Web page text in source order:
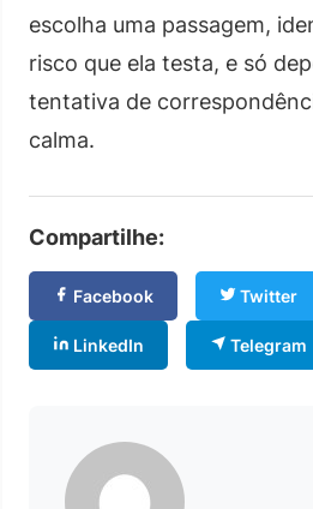
escolha uma passagem,
risco que ela testa, e só
tentativa de
calma.
Compartilhe:
Facebook Twitter
LinkedIn Telegram